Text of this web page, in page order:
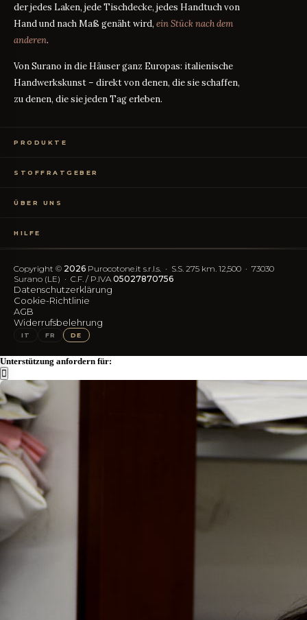
der jedes Laken, jede Tischdecke, jedes Handtuch von
Hand und nach Maß genäht wird, ein Stück nach dem
anderen.
Von Surano in die Häuser ganz Europas: italienische
Handwerkskunst – direkt von denen, die sie schaffen,
zu denen, die sie jeden Tag erleben.
PRODUKTE
Tischwäsche
Homewear
STOFFRATGEBER
Perkal oder Satin?
TC300 vs Ägyptische Baumwolle
ÜBER UNS
OEKO-TEX-Zertifizierung
Vereinfachter Widerruf
Trustpilot-Bewertungen
HILFE
FAQ
Versandkosten
FOLGEN SIE UNS
IG FB
Copyright © 2026 Purocotone.it s.r.l.s. · S.S. 275 km. 12,500 · 73030
Surano (LE) · C.F. / P.IVA 05027870756
Datenschutzerklärung
Cookie-Richtlinie
AGB
Widerrufsbelehrung
IT FR DE
Unterstützung anfordern für: